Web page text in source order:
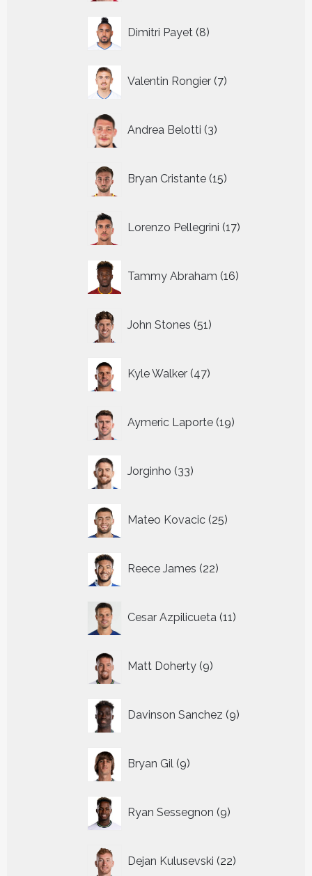
Dimitri Payet 8
producten
Valentin Rongier 7
producten
Andrea Belotti 3
producten
Bryan Cristante 15
producten
Lorenzo Pellegrini 17
producten
Tammy Abraham 16
producten
John Stones 51
producten
Kyle Walker 47
producten
Aymeric Laporte 19
producten
Jorginho 33
producten
Mateo Kovacic 25
producten
Reece James 22
producten
Cesar Azpilicueta 11
producten
Matt Doherty 9
producten
Davinson Sanchez 9
producten
Bryan Gil 9
producten
Ryan Sessegnon 9
producten
Dejan Kulusevski 22
producten